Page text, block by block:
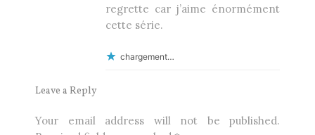
regrette car j’aime énormément
cette série.
chargement…
Leave a Reply
Your email address will not be published.